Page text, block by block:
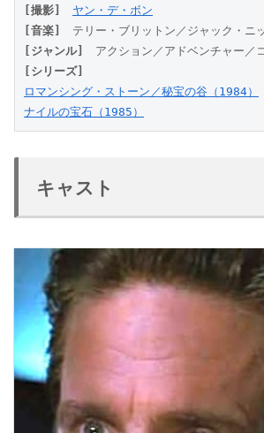
[撮影]
ヤン・デ・ボン
[音楽]
テリー・ブリットン／ジャック・ニ
[ジャンル]
アクション／アドベンチャー／
[シリーズ]
ロマンシング・ストーン／秘宝の谷（1984）
ナイルの宝石（1985）
キャスト